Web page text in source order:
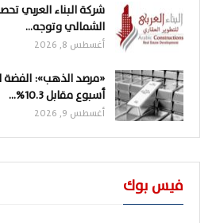
شركة البناء العربي
الشمالي وتوجه…
أغسطس 8, 2026
أسبوع مقابل 10.3%…
أغسطس 9, 2026
فيس بوك